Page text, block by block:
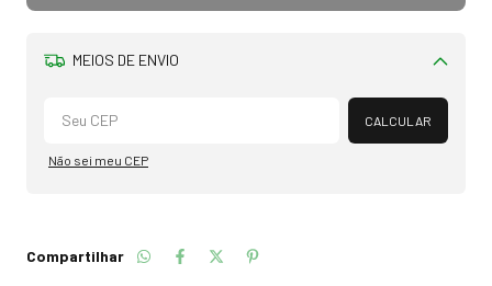
MEIOS DE ENVIO
Alterar CEP
CALCULAR
Não sei meu CEP
Compartilhar